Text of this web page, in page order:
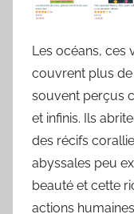
Les océans, ces
couvrent plus de
souvent perçus
et infinis. Ils
des récifs
abyssales peu
beauté et cette
actions